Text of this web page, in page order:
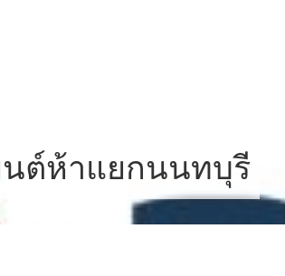
ต์ห้าแยกนนทบุรี